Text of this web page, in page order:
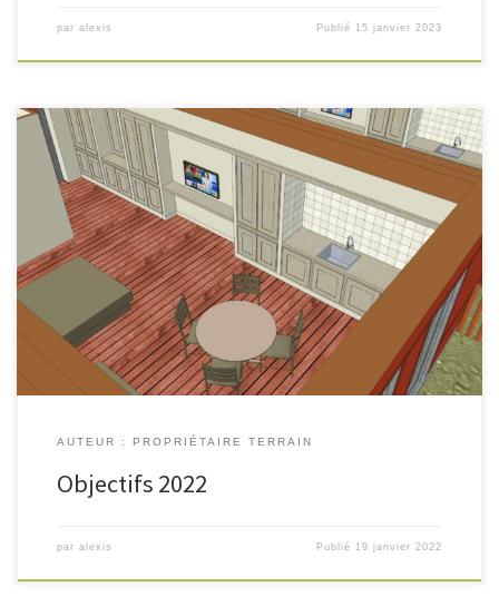
par alexis Publié 15 janvier 2023
Recours contre le blocages des demande de permis de construire : 2
requêtes au tribunal administratif de Lille sont en cours (correspondant
aux 2 parcelles/propriétaires différents). Nous somme représentés par
l’avocat Gauthier JAMAIS de Lille Nous avons également l’intention
d’utiliser tout les recours possibles contre le PLU à venir si […]
AUTEUR : PROPRIÉTAIRE TERRAIN
Objectifs 2022
par alexis Publié 19 janvier 2022